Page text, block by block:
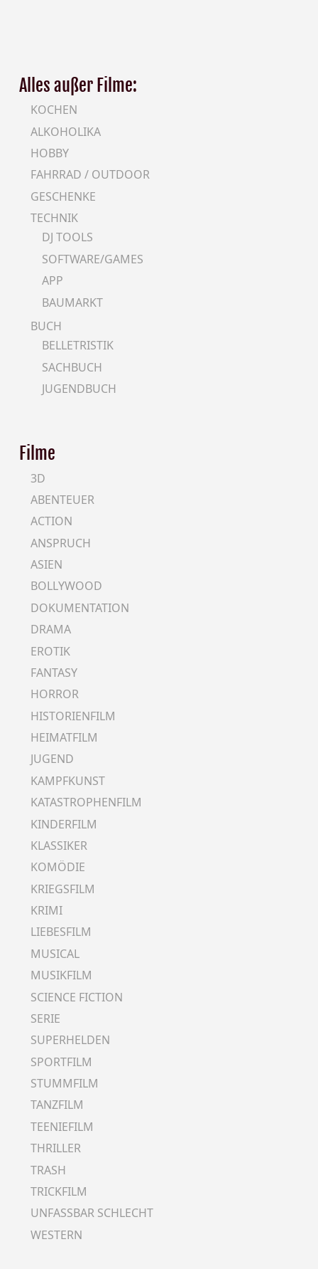
Alles außer Filme:
KOCHEN
ALKOHOLIKA
HOBBY
FAHRRAD / OUTDOOR
GESCHENKE
TECHNIK
DJ TOOLS
SOFTWARE/GAMES
APP
BAUMARKT
BUCH
BELLETRISTIK
SACHBUCH
JUGENDBUCH
Filme
3D
ABENTEUER
ACTION
ANSPRUCH
ASIEN
BOLLYWOOD
DOKUMENTATION
DRAMA
EROTIK
FANTASY
HORROR
HISTORIENFILM
HEIMATFILM
JUGEND
KAMPFKUNST
KATASTROPHENFILM
KINDERFILM
KLASSIKER
KOMÖDIE
KRIEGSFILM
KRIMI
LIEBESFILM
MUSICAL
MUSIKFILM
SCIENCE FICTION
SERIE
SUPERHELDEN
SPORTFILM
STUMMFILM
TANZFILM
TEENIEFILM
THRILLER
TRASH
TRICKFILM
UNFASSBAR SCHLECHT
WESTERN